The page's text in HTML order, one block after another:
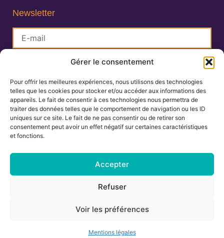
Gérer le consentement
Pour offrir les meilleures expériences, nous utilisons des technologies
telles que les cookies pour stocker et/ou accéder aux informations des
appareils. Le fait de consentir à ces technologies nous permettra de
traiter des données telles que le comportement de navigation ou les ID
uniques sur ce site. Le fait de ne pas consentir ou de retirer son
consentement peut avoir un effet négatif sur certaines caractéristiques
et fonctions.
Accepter
Refuser
Voir les préférences
Mentions légales
Newsletter
S'inscrire
Lisa Charlin
Praticienne en Ayurveda
06.67.27.25.19
138 avenue de la Royale, résidence les
Cigalines 34160 Castries
- Conditions générales de vente
Tous droits réservés © 2024